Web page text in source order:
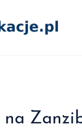
na